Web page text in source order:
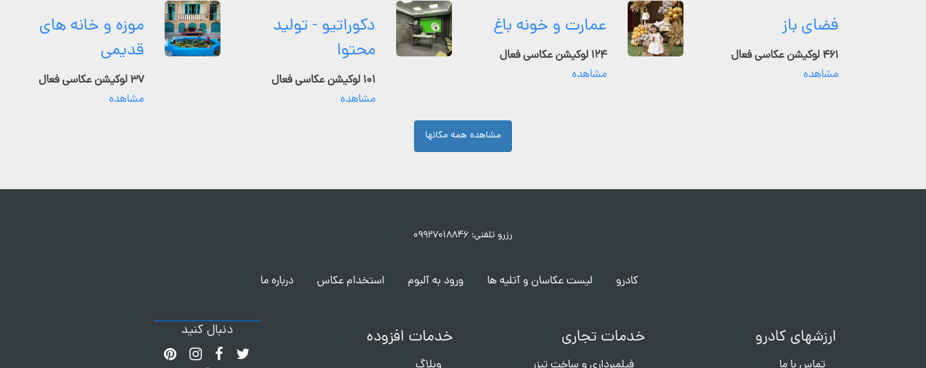
فضای باز
۴۶۱ لوکیشن عکاسی فعال
مشاهده
عمارت و خونه باغ
۱۲۴ لوکیشن عکاسی فعال
مشاهده
دکوراتیو - تولید
محتوا
۱۰۱ لوکیشن عکاسی فعال
مشاهده
موزه و خانه های
قدیمی
۳۷ لوکیشن عکاسی فعال
مشاهده
مشاهده همه مکانها
رزرو تلفنی: ۰۹۹۲۷۰۱۸۸۴۶
کادرو لیست عکاسان و آتلیه ها ورود به آلبوم استخدام عکاس درباره ما
ارزشهای کادرو خدمات تجاری خدمات افزوده دنبال کنید